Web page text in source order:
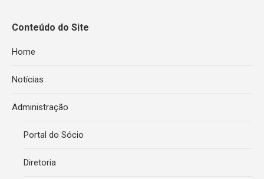
Conteúdo do Site
Home
Notícias
Administração
Portal do Sócio
Diretoria